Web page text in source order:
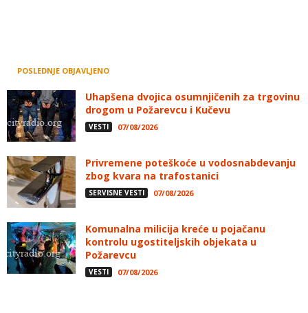
POSLEDNJE OBJAVLJENO
Uhapšena dvojica osumnjičenih za trgovinu
drogom u Požarevcu i Kučevu
VESTI 07/08/2026
Privremene poteškoće u vodosnabdevanju
zbog kvara na trafostanici
SERVISNE VESTI 07/08/2026
Komunalna milicija kreće u pojačanu
kontrolu ugostiteljskih objekata u
Požarevcu
VESTI 07/08/2026